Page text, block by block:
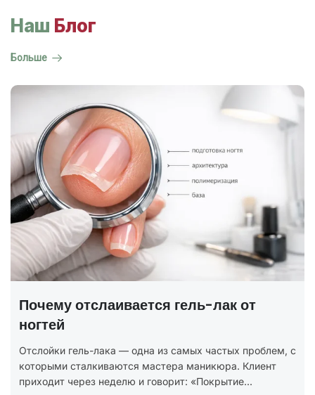
Наш Блог
Больше
ГОСТ на маникюр Р 72319-2025 —
В 2025 году был утверждён новый национальный
стандарт ГОСТ Р 72319-2025 «Услуги бытовые.
Ногтевой сервис. Карты типовых технологических
процессов. Общие...
Юридическая грамотность